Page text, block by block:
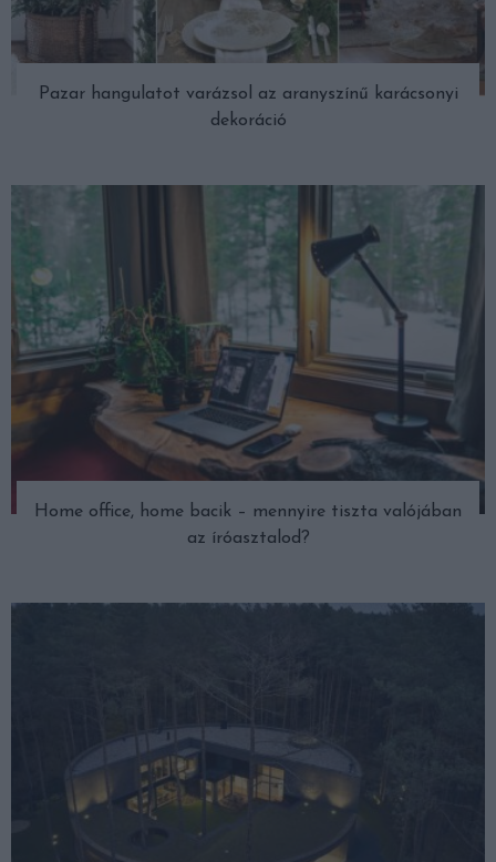
Pazar hangulatot varázsol az aranyszínű karácsonyi
dekoráció
Home office, home bacik – mennyire tiszta valójában
az íróasztalod?